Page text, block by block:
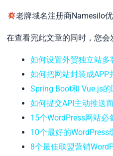
老牌域名注册商Namesilo优
在查看完此文章的同时，您会
如何设置外贸独立站多
如何把网站封装成APP
Spring Boot和 Vue.js
如何提交API主动推送
15个WordPress网站必
10个最好的WordPress
8个最佳联盟营销